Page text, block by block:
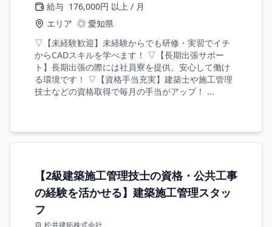
給与 176,000円 以上 / 月
エリア ◎ 愛知県
▽【未経験歓迎】未経験からでも研修・実習でイチ
からCADスキルを学べます！ ▽【長期出張サポー
ト】長期出張の際には社員寮を提供。安心して働け
る環境です！ ▽【資格手当充実】建築士や施工管理
技士などの資格取得で毎月の手当がアップ！ ...
【2級建築施工管理技士の資格・公共工事
の経験を活かせる】建築施工管理スタッ
フ
松井建拓株式会社